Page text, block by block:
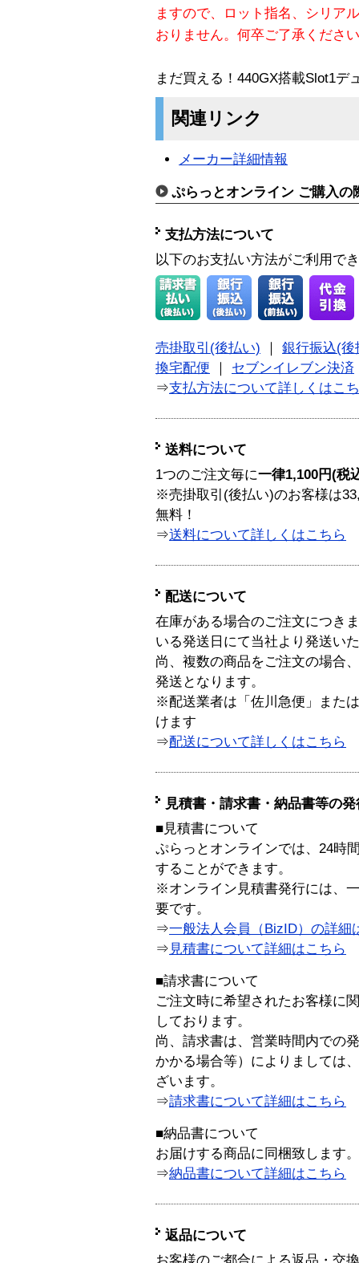
ますので、ロット指名、シリア
おりません。何卒ご了承くださ
まだ買える！440GX搭載Slot1デ
関連リンク
メーカー詳細情報
ぷらっとオンライン ご購入の
支払方法について
以下のお支払い方法がご利用で
売掛取引(後払い)
銀行振込(後
換宅配便
セブンイレブン決済
⇒支払方法について詳しくはこ
送料について
1つのご注文毎に一律1,100円(税
※売掛取引(後払い)のお客様は
無料！
⇒送料について詳しくはこちら
配送について
在庫がある場合のご注文につき
いる発送日にて当社より発送い
尚、複数の商品をご注文の場合
発送となります。
※配送業者は「佐川急便」また
けます
⇒配送について詳しくはこちら
見積書・請求書・納品書等の
■見積書について
ぷらっとオンラインでは、24時
することができます。
※オンライン見積書発行には、
要です。
⇒一般法人会員（BizID）の詳細
⇒ 見積書について詳細はこちら
■請求書について
ご注文時に希望されたお客様に
しております。
尚、請求書は、営業時間内での
かかる場合等）によりましては
ざいます。
⇒請求書について詳細はこちら
■納品書について
お届けする商品に同梱致します。
⇒納品書について詳細はこちら
返品について